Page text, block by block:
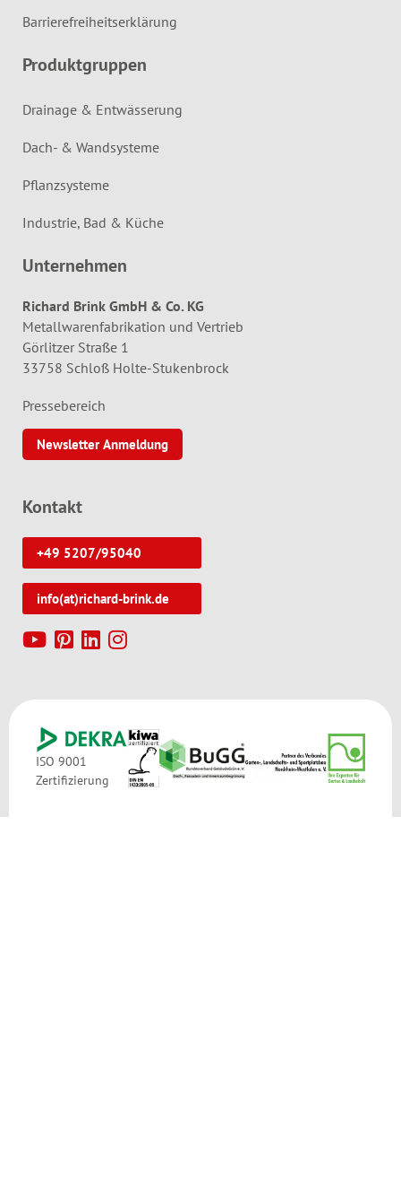
Barrierefreiheitserklärung
Produktgruppen
Drainage & Entwässerung
Dach- & Wandsysteme
Pflanzsysteme
Industrie, Bad & Küche
Unternehmen
Richard Brink GmbH & Co. KG
Metallwarenfabrikation und Vertrieb
Görlitzer Straße 1
33758 Schloß Holte-Stukenbrock
Pressebereich
Newsletter Anmeldung
Kontakt
+49 5207/95040
info(at)richard-brink.de
ISO 9001
Zertifizierung